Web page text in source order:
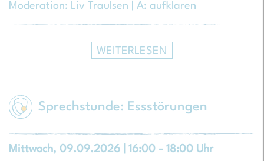
Moderation: Liv Traulsen | A: aufklaren
WEITERLESEN
Sprechstunde: Essstörungen
Mittwoch, 09.09.2026 | 16:00 - 18:00 Uhr